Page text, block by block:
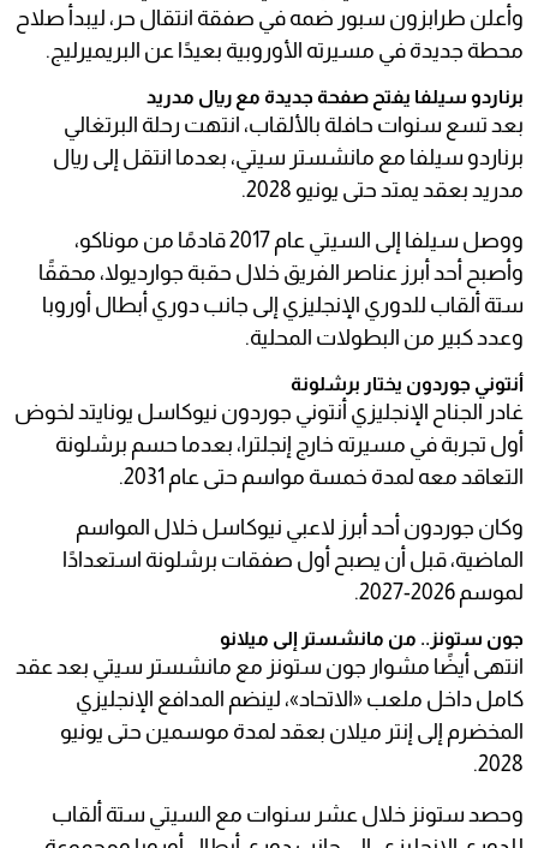
وأعلن طرابزون سبور ضمه في صفقة انتقال حر، ليبدأ صلاح
محطة جديدة في مسيرته الأوروبية بعيدًا عن البريميرليج.
برناردو سيلفا يفتح صفحة جديدة مع ريال مدريد
بعد تسع سنوات حافلة بالألقاب، انتهت رحلة البرتغالي
برناردو سيلفا مع مانشستر سيتي، بعدما انتقل إلى ريال
مدريد بعقد يمتد حتى يونيو 2028.
ووصل سيلفا إلى السيتي عام 2017 قادمًا من موناكو،
وأصبح أحد أبرز عناصر الفريق خلال حقبة جوارديولا، محققًا
ستة ألقاب للدوري الإنجليزي إلى جانب دوري أبطال أوروبا
وعدد كبير من البطولات المحلية.
أنتوني جوردون يختار برشلونة
غادر الجناح الإنجليزي أنتوني جوردون نيوكاسل يونايتد لخوض
أول تجربة في مسيرته خارج إنجلترا، بعدما حسم برشلونة
التعاقد معه لمدة خمسة مواسم حتى عام 2031.
وكان جوردون أحد أبرز لاعبي نيوكاسل خلال المواسم
الماضية، قبل أن يصبح أول صفقات برشلونة استعدادًا
لموسم 2026-2027.
جون ستونز.. من مانشستر إلى ميلانو
انتهى أيضًا مشوار جون ستونز مع مانشستر سيتي بعد عقد
كامل داخل ملعب «الاتحاد»، لينضم المدافع الإنجليزي
المخضرم إلى إنتر ميلان بعقد لمدة موسمين حتى يونيو
2028.
وحصد ستونز خلال عشر سنوات مع السيتي ستة ألقاب